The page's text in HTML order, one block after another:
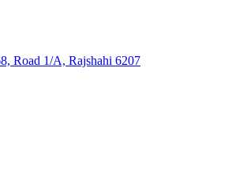
Road 1/A, Rajshahi 6207